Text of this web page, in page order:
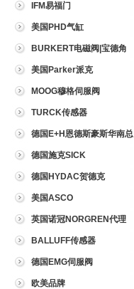
IFM易福门
美国PHD气缸
BURKERT电磁阀|宝德角
座阀
美国Parker派克
MOOG穆格伺服阀
TURCK传感器
德国E+H恩德斯豪斯华南总
代理
德国施克SICK
德国HYDAC贺德克
美国ASCO
英国诺冠NORGREN代理
BALLUFF传感器
德国EMG伺服阀
欧美品牌